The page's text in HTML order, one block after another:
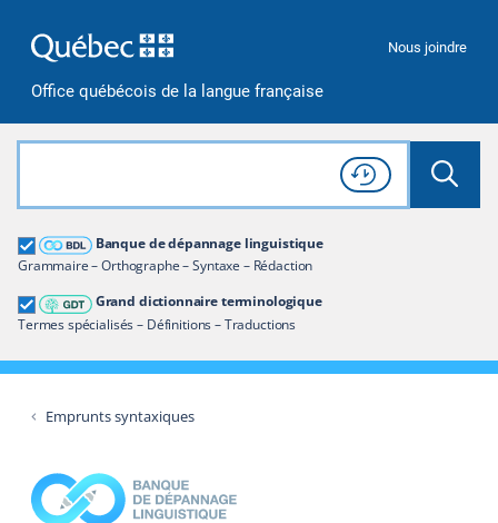
Office québécois de la langue française
Nous joindre
Rechercher dans tout le site
Lancer
Consulter l'
Historique
de recherche
Banque de dépannage linguistique
Grammaire – Orthographe – Syntaxe – Rédaction
Grand dictionnaire terminologique
Termes spécialisés – Définitions – Traductions
Grand dictionnaire terminologique
Restreindre aux termes
Emprunts syntaxiques